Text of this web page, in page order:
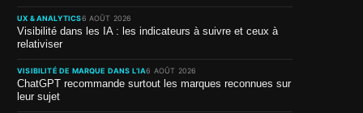
UX & ANALYTICS6 AOÛT 2026
Visibilité dans les IA : les indicateurs à suivre et ceux à
relativiser
VISIBILITÉ DE MARQUE DANS L’IA6 AOÛT 2026
ChatGPT recommande surtout les marques reconnues sur
leur sujet